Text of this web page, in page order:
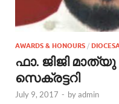
AWARDS & HONOURS /
ഫാ. ജിജി
സെക്രട്ടറി
July 9, 2017 - byadmin